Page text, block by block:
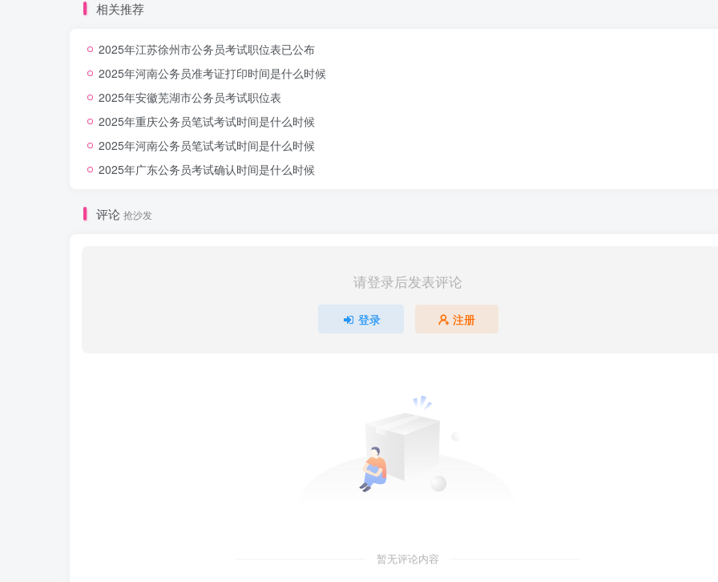
相关推荐
2025年江苏徐州市公务员考试职位表已公布
2025年河南公务员准考证打印时间是什么时候
2025年安徽芜湖市公务员考试职位表
2025年重庆公务员笔试考试时间是什么时候
2025年河南公务员笔试考试时间是什么时候
2025年广东公务员考试确认时间是什么时候
评论 抢沙发
请登录后发表评论
登录 注册
暂无评论内容